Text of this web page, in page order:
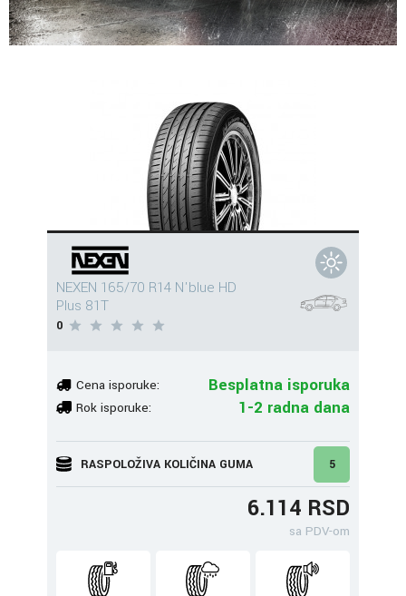
NEXEN 165/70 R14 N'blue HD
Plus 81T
0
Cena isporuke: Besplatna isporuka
Rok isporuke: 1-2 radna dana
RASPOLOŽIVA KOLIČINA GUMA 5
6.114 RSD
sa PDV-om